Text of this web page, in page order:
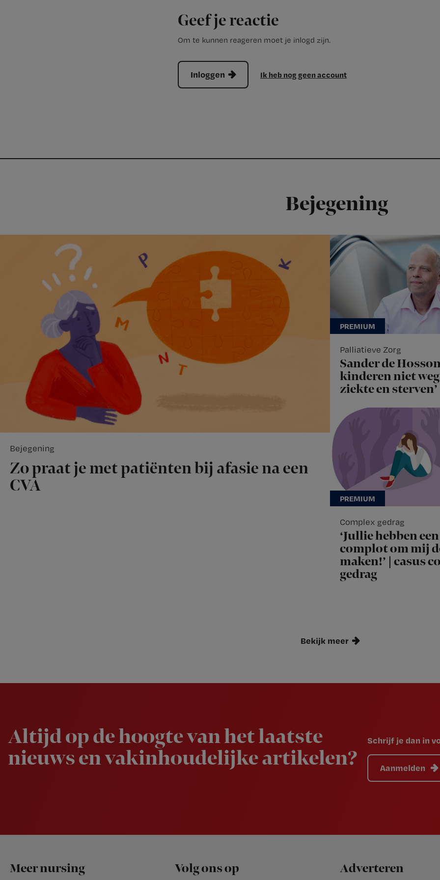
Geef je reactie
Om te kunnen reageren moet je inlogd zijn.
Inloggen Ik heb nog geen account
Bejegening
Bejegening
Zo praat je met patiënten bij afasie na een
CVA
Palliatieve Zorg
Sander de
kinderen niet
ziekte en sterven’
Complex gedrag
‘Jullie hebben een
complot om mij
maken!’ | casus
gedrag
Bekijk meer
Altijd op de hoogte van het laatste
nieuws en vakinhoudelijke artikelen?
Schrijf je dan in
Aanmelden
Footer
Meer nursing Volg ons op Adverteren